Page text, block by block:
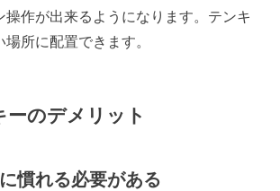
操作が出来るようになります。テンキ
所に配置できます。
ーのデメリット
慣れる必要がある